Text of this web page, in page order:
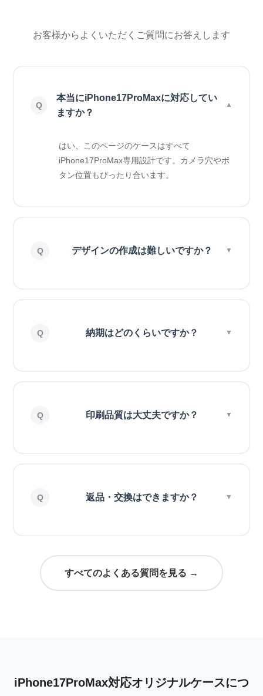
お客様からよくいただくご質問にお答えします
本当にiPhone17ProMaxに対応してい
ますか？
はい、このページのケースはすべて
iPhone17ProMax専用設計です。カメラ穴やボ
タン位置もぴったり合います。
デザインの作成は難しいですか？
納期はどのくらいですか？
印刷品質は大丈夫ですか？
返品・交換はできますか？
すべてのよくある質問を見る →
iPhone17ProMax対応オリジナルケースにつ